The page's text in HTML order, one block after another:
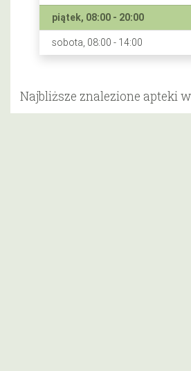
piątek, 08:00 - 20:00
sobota, 08:00 - 14:00
Najbliższe znalezione apteki